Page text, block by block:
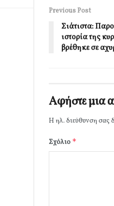
Previous Post
Σιάτιστα:
ιστορία της
βρέθηκε σε
Αφήστε μια
Η ηλ. διεύθυνση σας
Σχόλιο *